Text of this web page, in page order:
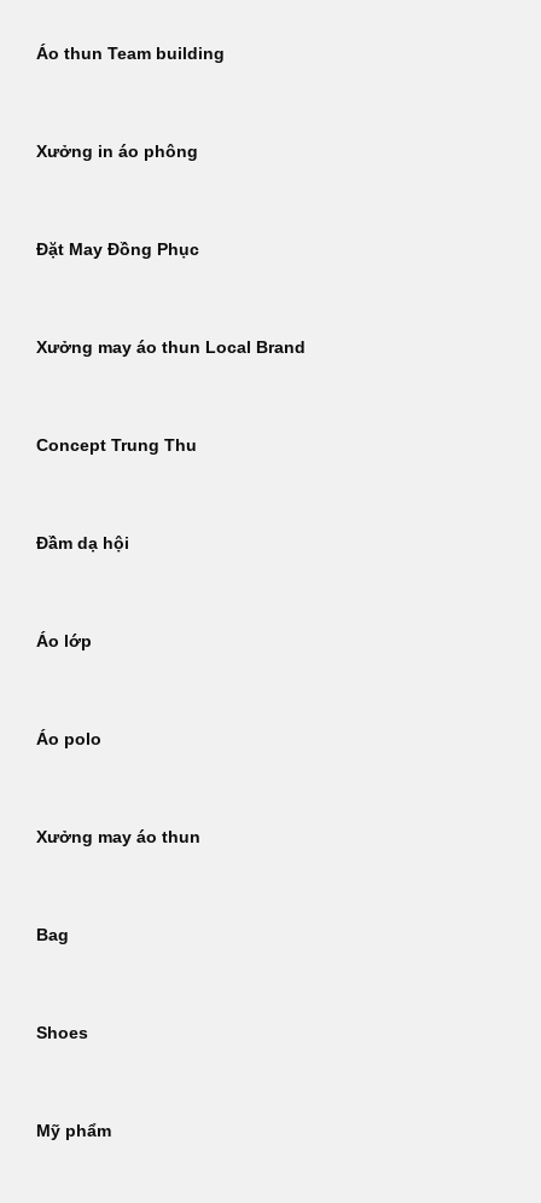
Áo thun Team building
Xưởng in áo phông
Đặt May Đồng Phục
Xưởng may áo thun Local Brand
Concept Trung Thu
Đầm dạ hội
Áo lớp
Áo polo
Xưởng may áo thun
Bag
Shoes
Mỹ phẩm